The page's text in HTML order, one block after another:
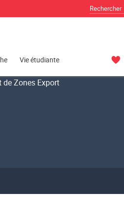
Vie étudiante
Zones Export